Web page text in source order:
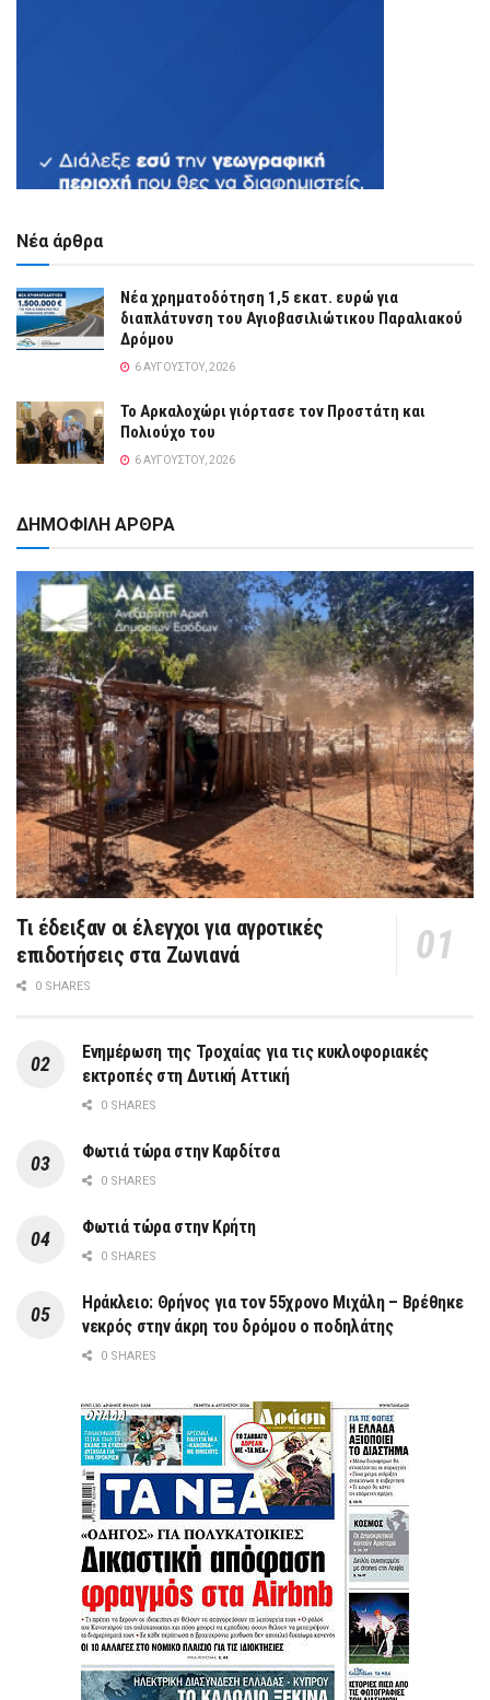
Νέα άρθρα
Νέα χρηματοδότηση 1,5 εκατ. ευρώ για
διαπλάτυνση του Αγιοβασιλιώτικου Παραλιακού
Δρόμου
6 ΑΥΓΟΎΣΤΟΥ, 2026
Το Αρκαλοχώρι γιόρτασε τον Προστάτη και
Πολιούχο του
6 ΑΥΓΟΎΣΤΟΥ, 2026
ΔΗΜΟΦΙΛΗ ΑΡΘΡΑ
Τι έδειξαν οι έλεγχοι για αγροτικές
επιδοτήσεις στα Ζωνιανά
0 SHARES
Ενημέρωση της Τροχαίας για τις κυκλοφοριακές
εκτροπές στη Δυτική Αττική
0 SHARES
Φωτιά τώρα στην Καρδίτσα
0 SHARES
Φωτιά τώρα στην Κρήτη
0 SHARES
Ηράκλειο: Θρήνος για τον 55χρονο Μιχάλη – Βρέθηκε
νεκρός στην άκρη του δρόμου ο ποδηλάτης
0 SHARES